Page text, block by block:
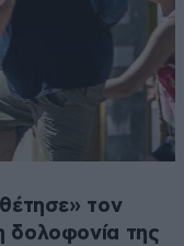
τον
δολοφονία της